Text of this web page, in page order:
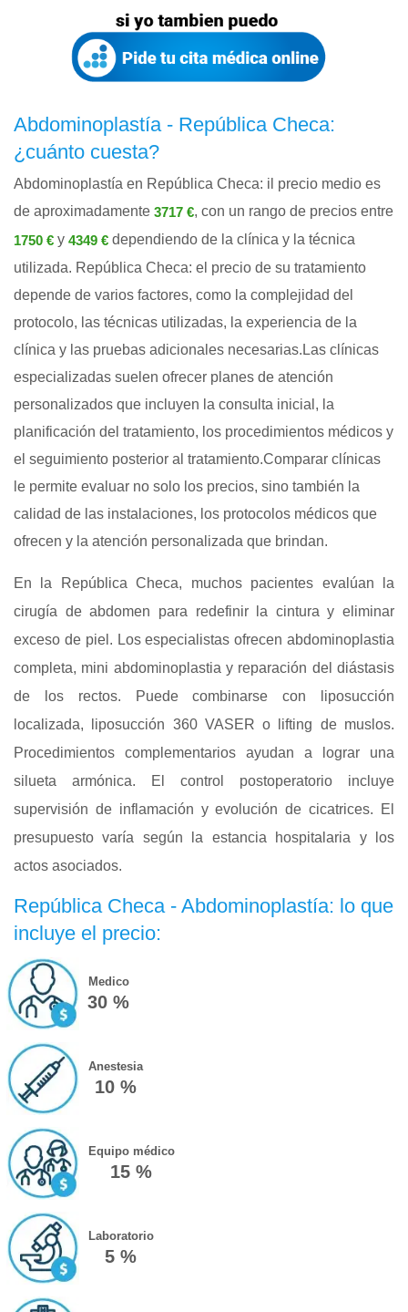
Abdominoplastía - República Checa:
¿cuánto cuesta?
Abdominoplastía en República Checa: il precio medio es
de aproximadamente 3717 €, con un rango de precios entre
1750 € y 4349 € dependiendo de la clínica y la técnica
utilizada. República Checa: el precio de su tratamiento
depende de varios factores, como la complejidad del
protocolo, las técnicas utilizadas, la experiencia de la
clínica y las pruebas adicionales necesarias.Las clínicas
especializadas suelen ofrecer planes de atención
personalizados que incluyen la consulta inicial, la
planificación del tratamiento, los procedimientos médicos y
el seguimiento posterior al tratamiento.Comparar clínicas
le permite evaluar no solo los precios, sino también la
calidad de las instalaciones, los protocolos médicos que
ofrecen y la atención personalizada que brindan.
En la República Checa, muchos pacientes evalúan la
cirugía de abdomen para redefinir la cintura y eliminar
exceso de piel. Los especialistas ofrecen abdominoplastia
completa, mini abdominoplastia y reparación del diástasis
de los rectos. Puede combinarse con liposucción
localizada, liposucción 360 VASER o lifting de muslos.
Procedimientos complementarios ayudan a lograr una
silueta armónica. El control postoperatorio incluye
supervisión de inflamación y evolución de cicatrices. El
presupuesto varía según la estancia hospitalaria y los
actos asociados.
República Checa - Abdominoplastía: lo que
incluye el precio:
Medico
30 %
Anestesia
10 %
Equipo médico
15 %
Laboratorio
5 %